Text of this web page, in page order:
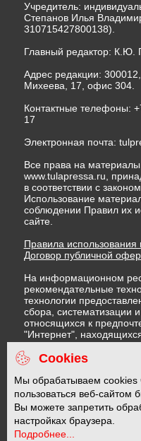
Учредитель:
Степанов Илья
310715427800138).
Главный редактор: К.Ю.
Адрес редакции: 300012,
Михеева, 17, офис 304.
Контактные телефоны:
17
Электронная почта:
Все права на
www.tulapressa.ru,
в соответствии с
Использование
соблюдении Правил их
сайте.
Правила использования
Договор публичной
На информационном
рекомендательные
технологии
сбора, систематизации
относящихся к
"Интернет",
Федерации)
Правила применения
Политика в отношении
Политика обработки
16 +
Cookies
Мы обрабатываем cookies
пользоваться веб-сайтом
Вы можете запретить
настройках браузера.
Подробнее...